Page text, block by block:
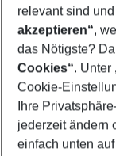
Footer
Footer
relevant sind
akzeptieren“,
das Nötigste?
Cookies“. Unter
Cookie-
Ihre
jederzeit ändern
einfach unten auf